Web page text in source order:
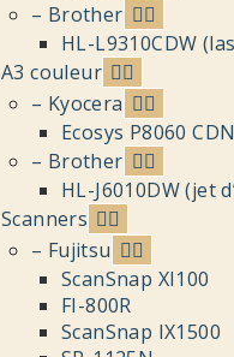
– Brother
HL-L9310CDW
A3 couleur
– Kyocera
Ecosys P8060 CDN
– Brother
HL-J6010DW (jet
Scanners
– Fujitsu
ScanSnap XI100
FI-800R
ScanSnap IX1500